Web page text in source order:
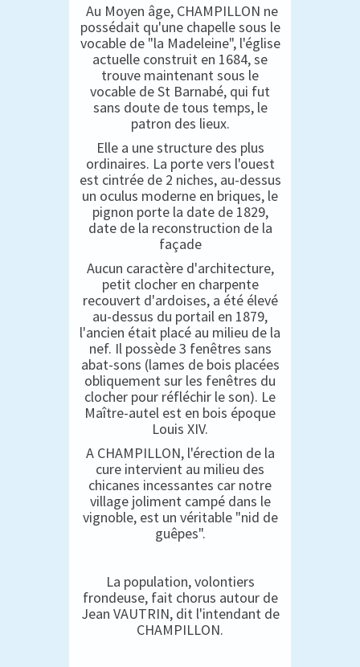
Au Moyen âge, CHAMPILLON ne
possédait qu'une chapelle sous le
vocable de "la Madeleine", l'église
actuelle construit en 1684, se
trouve maintenant sous le
vocable de St Barnabé, qui fut
sans doute de tous temps, le
patron des lieux.
Elle a une structure des plus
ordinaires. La porte vers l'ouest
est cintrée de 2 niches, au-dessus
un oculus moderne en briques, le
pignon porte la date de 1829,
date de la reconstruction de la
façade
Aucun caractère d'architecture,
petit clocher en charpente
recouvert d'ardoises, a été élevé
au-dessus du portail en 1879,
l'ancien était placé au milieu de la
nef. Il possède 3 fenêtres sans
abat-sons (lames de bois placées
obliquement sur les fenêtres du
clocher pour réfléchir le son). Le
Maître-autel est en bois époque
Louis XIV.
A CHAMPILLON, l'érection de la
cure intervient au milieu des
chicanes incessantes car notre
village joliment campé dans le
vignoble, est un véritable "nid de
guêpes".
La population, volontiers
frondeuse, fait chorus autour de
Jean VAUTRIN, dit l'intendant de
CHAMPILLON.